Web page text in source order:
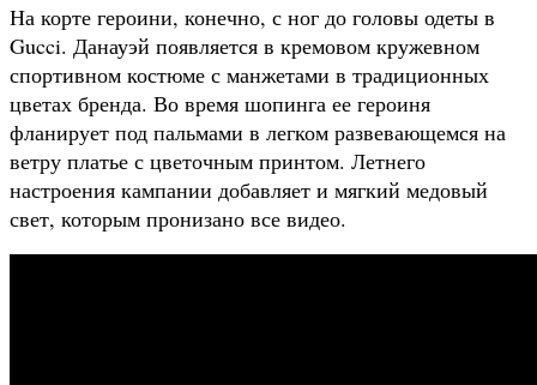
На корте героини, конечно, с ног до головы одеты в
Gucci. Данауэй появляется в кремовом кружевном
спортивном костюме с манжетами в традиционных
цветах бренда. Во время шопинга ее героиня
фланирует под пальмами в легком развевающемся на
ветру платье с цветочным принтом. Летнего
настроения кампании добавляет и мягкий медовый
свет, которым пронизано все видео.